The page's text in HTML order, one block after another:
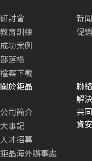
研討會
教育訓練
成功案例
部落格
檔案下載
新聞
促
關於鉅晶
公司簡介
大事記
人才招募
鉅晶海外辦事處
聯
解
共
資